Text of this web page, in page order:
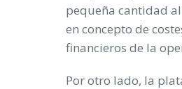
pequeña cantidad
en concepto de
financieros de la
Por otro lado, la